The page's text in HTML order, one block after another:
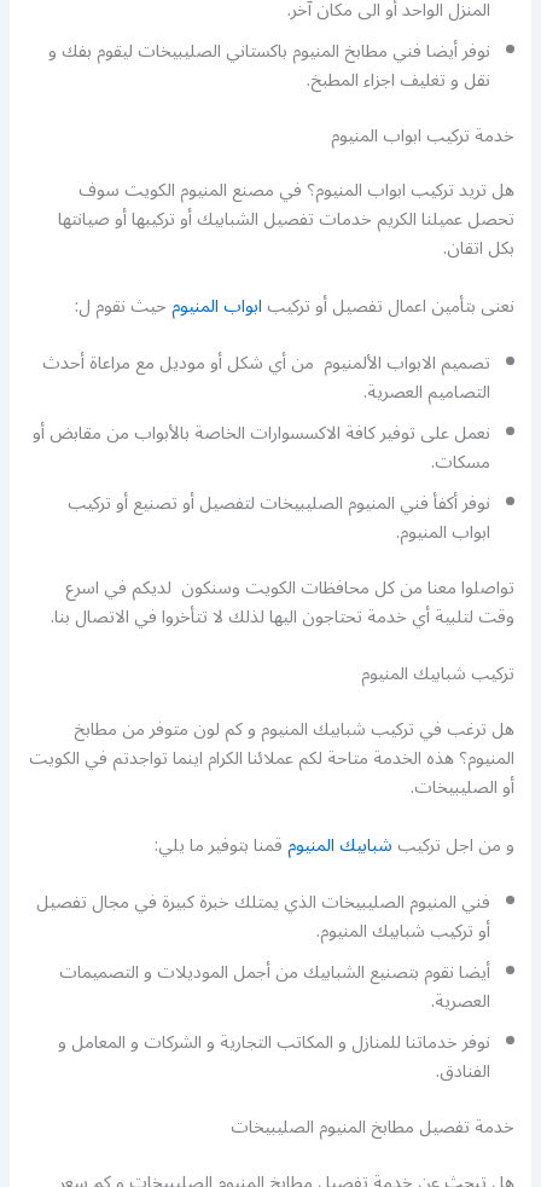
المنزل الواحد أو الى مكان آخر.
نوفر أيضا فني مطابخ المنيوم باكستاني الصليبيخات ليقوم بفك و
نقل و تغليف اجزاء المطبخ.
خدمة تركيب ابواب المنيوم
هل تريد تركيب ابواب المنيوم؟ في مصنع المنيوم الكويت سوف
تحصل عميلنا الكريم خدمات تفصيل الشبابيك أو تركيبها أو صيانتها
بكل اتقان.
نعنى بتأمين اعمال تفصيل أو تركيبابواب المنيومحيث نقوم ل:
تصميم الابواب الألمنيوم من أي شكل أو موديل مع مراعاة أحدث
التصاميم العصرية.
نعمل على توفير كافة الاكسسوارات الخاصة بالأبواب من مقابض أو
مسكات.
نوفر أكفأ فني المنيوم الصليبيخات لتفصيل أو تصنيع أو تركيب
ابواب المنيوم.
تواصلوا معنا من كل محافظات الكويت وسنكون لديكم في اسرع
وقت لتلبية أي خدمة تحتاجون اليها لذلك لا تتأخروا في الاتصال بنا.
تركيب شبابيك المنيوم
هل ترغب في تركيب شبابيك المنيوم و كم لون متوفر من مطابخ
المنيوم؟ هذه الخدمة متاحة لكم عملائنا الكرام اينما تواجدتم في الكويت
أو الصليبيخات.
و من اجل تركيبشبابيك المنيومقمنا بتوفير ما يلي:
فني المنيوم الصليبيخات الذي يمتلك خبرة كبيرة في مجال تفصيل
أو تركيب شبابيك المنيوم.
أيضا نقوم بتصنيع الشبابيك من أجمل الموديلات و التصميمات
العصرية.
نوفر خدماتنا للمنازل و المكاتب التجارية و الشركات و المعامل و
الفنادق.
خدمة تفصيل مطابخ المنيوم الصليبيخات